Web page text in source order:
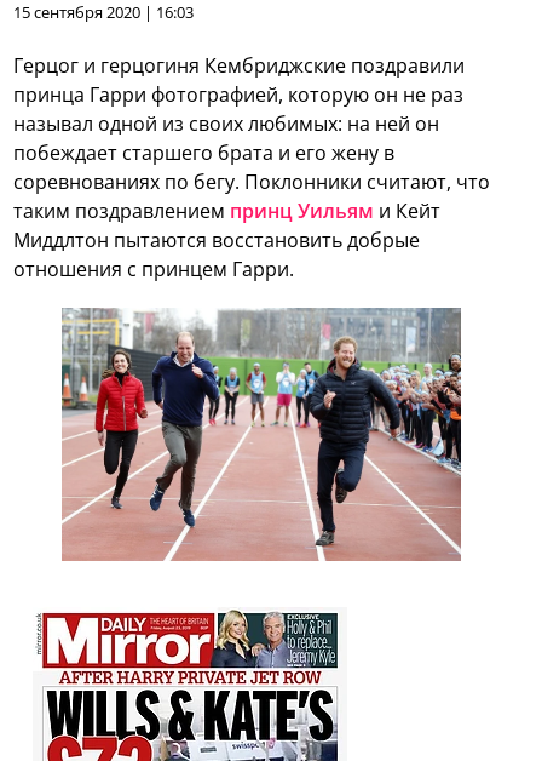
15 сентября 2020 | 16:03
Герцог и герцогиня Кембриджские поздравили
принца Гарри фотографией, которую он не раз
называл одной из своих любимых: на ней он
побеждает старшего брата и его жену в
соревнованиях по бегу. Поклонники считают, что
таким поздравлением принц Уильям и Кейт
Миддлтон пытаются восстановить добрые
отношения с принцем Гарри.